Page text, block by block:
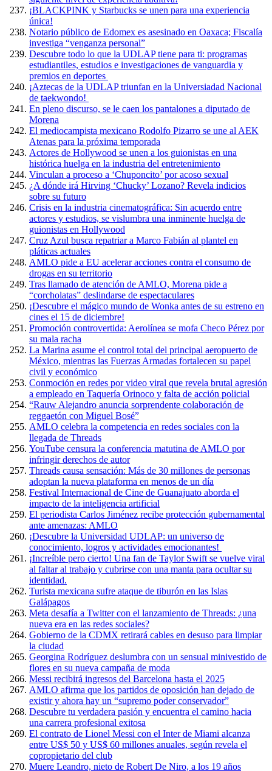
¡BLACKPINK y Starbucks se unen para una experiencia
única!
Notario público de Edomex es asesinado en Oaxaca; Fiscalía
investiga “venganza personal”
Descubre todo lo que la UDLAP tiene para ti: programas
estudiantiles, estudios e investigaciones de vanguardia y
premios en deportes
¡Aztecas de la UDLAP triunfan en la Universiadad Nacional
de taekwondo!
En pleno discurso, se le caen los pantalones a diputado de
Morena
El mediocampista mexicano Rodolfo Pizarro se une al AEK
Atenas para la próxima temporada
Actores de Hollywood se unen a los guionistas en una
histórica huelga en la industria del entretenimiento
Vinculan a proceso a ‘Chuponcito’ por acoso sexual
¿A dónde irá Hirving ‘Chucky’ Lozano? Revela indicios
sobre su futuro
Crisis en la industria cinematográfica: Sin acuerdo entre
actores y estudios, se vislumbra una inminente huelga de
guionistas en Hollywood
Cruz Azul busca repatriar a Marco Fabián al plantel en
pláticas actuales
AMLO pide a EU acelerar acciones contra el consumo de
drogas en su territorio
Tras llamado de atención de AMLO, Morena pide a
“corcholatas” deslindarse de espectaculares
¡Descubre el mágico mundo de Wonka antes de su estreno en
cines el 15 de diciembre!
Promoción controvertida: Aerolínea se mofa Checo Pérez por
su mala racha
La Marina asume el control total del principal aeropuerto de
México, mientras las Fuerzas Armadas fortalecen su papel
civil y económico
Conmoción en redes por video viral que revela brutal agresión
a empleado en Taquería Orinoco y falta de acción policial
“Rauw Alejandro anuncia sorprendente colaboración de
reggaetón con Miguel Bosé”
AMLO celebra la competencia en redes sociales con la
llegada de Threads
YouTube censura la conferencia matutina de AMLO por
infringir derechos de autor
Threads causa sensación: Más de 30 millones de personas
adoptan la nueva plataforma en menos de un día
Festival Internacional de Cine de Guanajuato aborda el
impacto de la inteligencia artificial
El periodista Carlos Jiménez recibe protección gubernamental
ante amenazas: AMLO
¡Descubre la Universidad UDLAP: un universo de
conocimiento, logros y actividades emocionantes!
¡Increíble pero cierto! Una fan de Taylor Swift se vuelve viral
al faltar al trabajo y cubrirse con una manta para ocultar su
identidad.
Turista mexicana sufre ataque de tiburón en las Islas
Galápagos
Meta desafía a Twitter con el lanzamiento de Threads: ¿una
nueva era en las redes sociales?
Gobierno de la CDMX retirará cables en desuso para limpiar
la ciudad
Georgina Rodríguez deslumbra con un sensual minivestido de
flores en su nueva campaña de moda
Messi recibirá ingresos del Barcelona hasta el 2025
AMLO afirma que los partidos de oposición han dejado de
existir y ahora hay un “supremo poder conservador”
Descubre tu verdadera pasión y encuentra el camino hacia
una carrera profesional exitosa
El contrato de Lionel Messi con el Inter de Miami alcanza
entre US$ 50 y US$ 60 millones anuales, según revela el
copropietario del club
Muere Leandro, nieto de Robert De Niro, a los 19 años